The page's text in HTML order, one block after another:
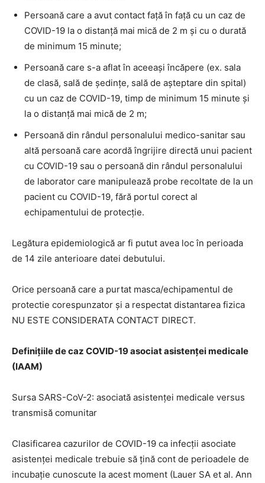
Persoană care a avut contact faţă în faţă cu un caz de
COVID-19 la o distanţă mai mică de 2 m şi cu o durată
de minimum 15 minute;
Persoană care s-a aflat în aceeași încăpere (ex. sala
de clasă, sală de ședințe, sală de așteptare din spital)
cu un caz de COVID-19, timp de minimum 15 minute şi
la o distanţă mai mică de 2 m;
Persoană din rândul personalului medico-sanitar sau
altă persoană care acordă îngrijire directă unui pacient
cu COVID-19 sau o persoană din rândul personalului
de laborator care manipulează probe recoltate de la un
pacient cu COVID-19, fără portul corect al
echipamentului de protecție.
Legătura epidemiologică ar fi putut avea loc în perioada
de 14 zile anterioare datei debutului.
Orice persoană care a purtat masca/echipamentul de
protectie corespunzator și a respectat distantarea fizica
NU ESTE CONSIDERATA CONTACT DIRECT.
Definițiile de caz COVID-19 asociat asistenței medicale
(IAAM)
Sursa SARS-CoV-2: asociată asistenței medicale versus
transmisă comunitar
Clasificarea cazurilor de COVID-19 ca infecții asociate
asistenței medicale trebuie să țină cont de perioadele de
incubație cunoscute la acest moment (Lauer SA et al. Ann